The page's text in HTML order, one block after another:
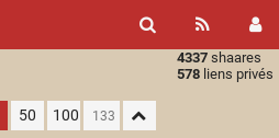
4337 shaares
578 liens privés
50 100